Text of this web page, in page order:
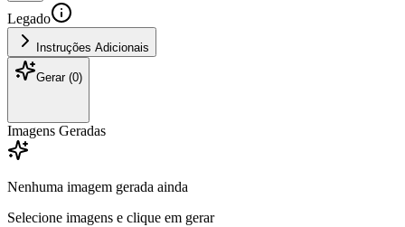
Legado
Instruções Adicionais
Gerar(0)
Imagens Geradas
Nenhuma imagem gerada ainda
Selecione imagens e clique em gerar